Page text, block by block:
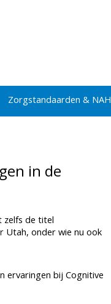
Zorgstandaarden & NAH
in de
zelfs de titel
Utah, onder wie nu ook
ervaringen bij Cognitive